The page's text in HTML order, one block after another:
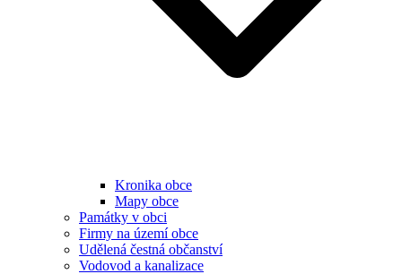
Kronika obce
Mapy obce
Památky v obci
Firmy na území obce
Udělená čestná občanství
Vodovod a kanalizace